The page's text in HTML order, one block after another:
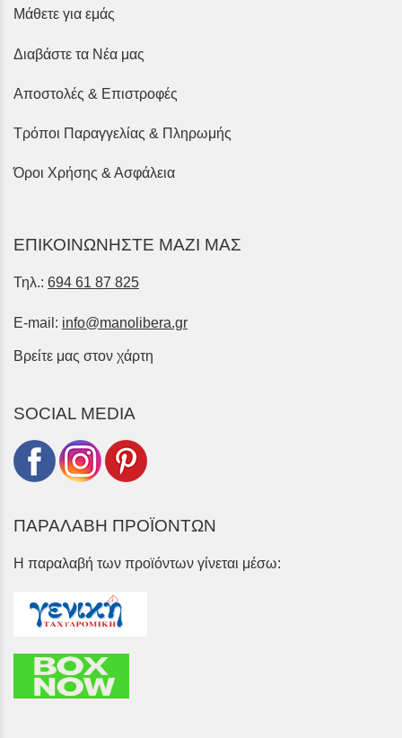
Μάθετε για εμάς
Διαβάστε τα Νέα μας
Αποστολές & Επιστροφές
Τρόποι Παραγγελίας & Πληρωμής
Όροι Χρήσης & Ασφάλεια
ΕΠΙΚΟΙΝΩΝΗΣΤΕ ΜΑΖΙ ΜΑΣ
Τηλ.: 694 61 87 825
E-mail: info@manolibera.gr
Βρείτε μας στον χάρτη
SOCIAL MEDIA
ΠΑΡΑΛΑΒΗ ΠΡΟΪΟΝΤΩΝ
Η παραλαβή των προϊόντων γίνεται μέσω: